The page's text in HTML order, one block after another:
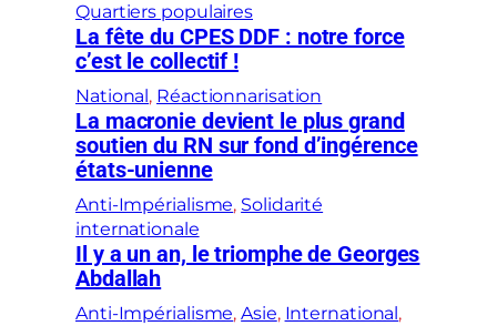
Quartiers populaires
La fête du CPES DDF : notre force
c’est le collectif !
National , Réactionnarisation
La macronie devient le plus grand
soutien du RN sur fond d’ingérence
états-unienne
Anti-Impérialisme, Solidarité
internationale
Il y a un an, le triomphe de Georges
Abdallah
Anti-Impérialisme, Asie, International